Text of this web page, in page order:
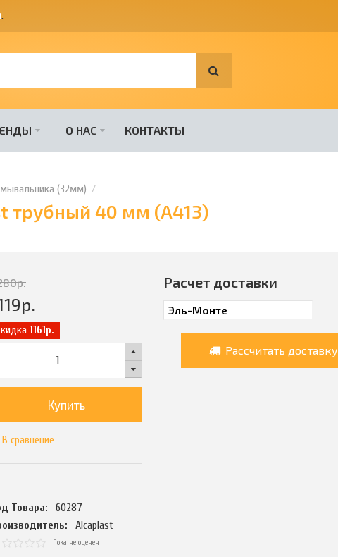
.
О НАС КОНТАКТЫ
(32мм)
трубный 40 мм (A413)
р.
р.
1161р.
Купить
В сравнение
Товара:
60287
Alcaplast
Пока не оценен
Расчет доставки
Рассчитать доставку